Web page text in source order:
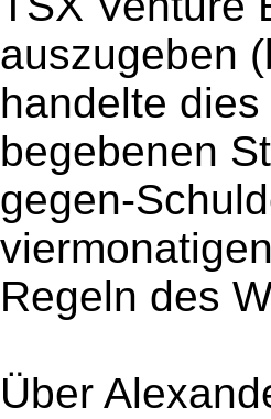
auszugeben
handelte
begebenen
gegen-
Regeln des
Über